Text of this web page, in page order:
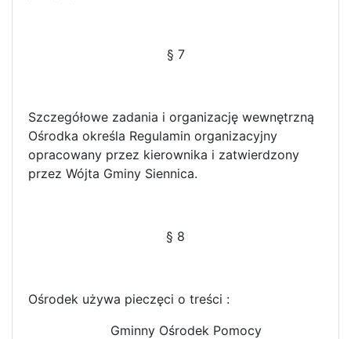
§ 7
Szczegółowe zadania i organizację wewnętrzną
Ośrodka określa Regulamin organizacyjny
opracowany przez kierownika i zatwierdzony
przez Wójta Gminy Siennica.
§ 8
Ośrodek używa pieczęci o treści :
Gminny Ośrodek Pomocy